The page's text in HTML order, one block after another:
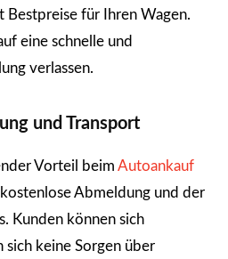
Bestpreise für Ihren Wagen.
eine schnelle und
verlassen.
und Transport
Vorteil beim Autoankauf
Abmeldung und der
Kunden können sich
sich keine Sorgen über